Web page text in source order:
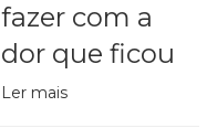
fazer com a
dor que ficou
Ler mais